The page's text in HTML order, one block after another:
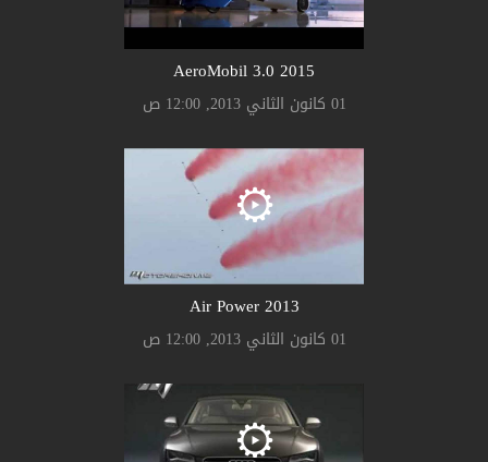
AeroMobil 3.0 2015
01 كانون الثاني 2013, 12:00 ص
Air Power 2013
01 كانون الثاني 2013, 12:00 ص